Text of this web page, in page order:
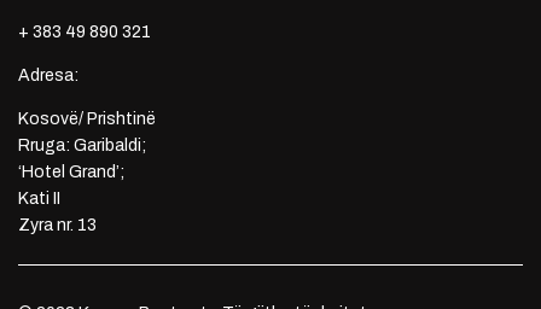
+ 383 49 890 321
Adresa:
Kosovë/ Prishtinë
Rruga: Garibaldi;
‘Hotel Grand’;
Kati II
Zyra nr. 13